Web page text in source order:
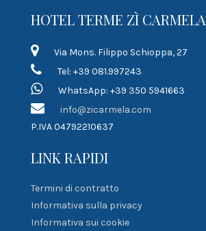
HOTEL TERME ZÌ CARMELA
Via Mons. Filippo Schioppa, 27
Tel: +39 081.997243
WhatsApp: +39 350 5941663
info@zicarmela.com
P.IVA 04792210637
LINK RAPIDI
Termini di contratto
Informativa sulla privacy
Informativa sui cookie